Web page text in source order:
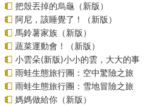
把殼丟掉的烏龜（新版）
阿尼，該睡覺了！（新版）
馬鈴薯家族（新版）
蔬菜運動會！（新版）
小雲朵(新版)小小的雲，大大的事
雨蛙生態旅行團：空中驚險之旅
雨蛙生態旅行團：雪地冒險之旅
媽媽做給你（新版）